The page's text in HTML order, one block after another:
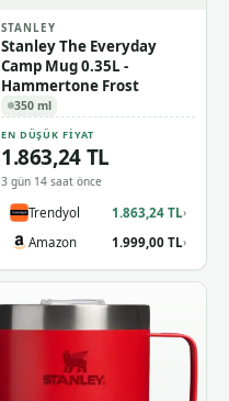
STANLEY
Stanley The Everyday
Camp Mug 0.35L -
Hammertone Frost
350 ml
EN DÜŞÜK FIYAT
1.863,24 TL
3 gün 14 saat önce
Trendyol 1.863,24 TL›
Amazon 1.999,00 TL›